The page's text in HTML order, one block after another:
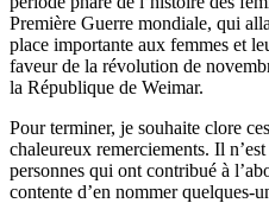
Première Guerre mondiale, qui
place importante aux femmes et
faveur de la révolution de
la République de Weimar.
Pour terminer, je souhaite clore
chaleureux remerciements. Il
personnes qui ont contribué à
contente d’en nommer quelques-